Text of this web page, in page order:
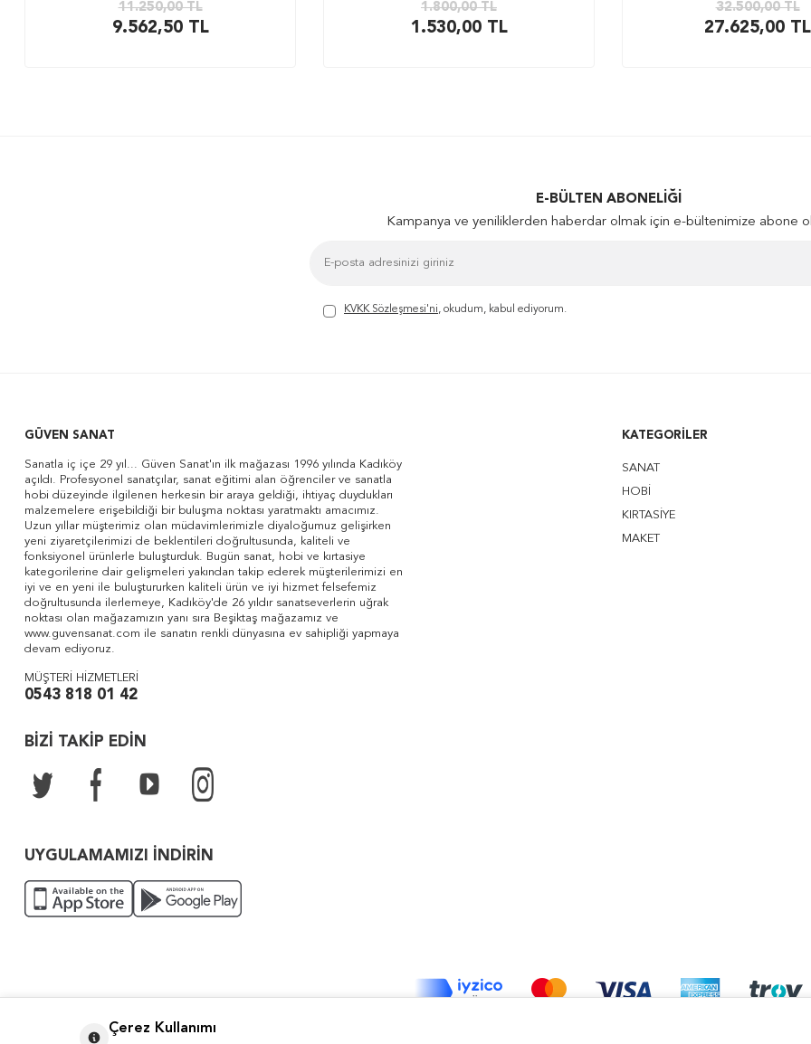
11.250,00TL
9.562,50TL
1.800,00TL
1.530,00TL
32.500,00TL
27.625,00 TL
E-BÜLTEN ABONELIĞI
Kampanya ve yeniliklerden haberdar olmak için e-bültenimize abone
KVKK Sözleşmesi'ni, okudum, kabul ediyorum.
GÜVEN SANAT
Sanatla iç içe 29 yıl... Güven Sanat'ın ilk mağazası 1996 yılında Kadıköy
açıldı. Profesyonel sanatçılar, sanat eğitimi alan öğrenciler ve sanatla
hobi düzeyinde ilgilenen herkesin bir araya geldiği, ihtiyaç duydukları
malzemelere erişebildiği bir buluşma noktası yaratmaktı amacımız.
Uzun yıllar müşterimiz olan müdavimlerimizle diyaloğumuz gelişirken
yeni ziyaretçilerimizi de beklentileri doğrultusunda, kaliteli ve
fonksiyonel ürünlerle buluşturduk. Bugün sanat, hobi ve kırtasiye
kategorilerine dair gelişmeleri yakından takip ederek müşterilerimizi en
iyi ve en yeni ile buluştururken kaliteli ürün ve iyi hizmet felsefemiz
doğrultusunda ilerlemeye, Kadıköy'de 26 yıldır sanatseverlerin uğrak
noktası olan mağazamızın yanı sıra Beşiktaş mağazamız ve
www.guvensanat.com ile sanatın renkli dünyasına ev sahipliği yapmaya
devam ediyoruz.
MÜŞTERİ HİZMETLERİ
0543 818 01 42
BİZİ TAKİP EDİN
UYGULAMAMIZI İNDİRİN
KATEGORILER
SANAT
HOBİ
KIRTASİYE
MAKET
Çerez Kullanımı